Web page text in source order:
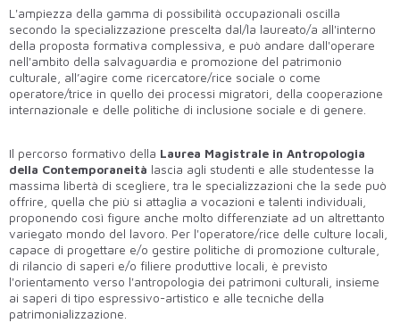
L'ampiezza della gamma di possibilità occupazionali oscilla
secondo la specializzazione prescelta dal/la laureato/a all'interno
della proposta formativa complessiva, e può andare dall'operare
nell'ambito della salvaguardia e promozione del patrimonio
culturale, all’agire come ricercatore/rice sociale o come
operatore/trice in quello dei processi migratori, della cooperazione
internazionale e delle politiche di inclusione sociale e di genere.
Il percorso formativo della Laurea Magistrale in Antropologia
della Contemporaneità lascia agli studenti e alle studentesse la
massima libertà di scegliere, tra le specializzazioni che la sede può
offrire, quella che più si attaglia a vocazioni e talenti individuali,
proponendo così figure anche molto differenziate ad un altrettanto
variegato mondo del lavoro. Per l'operatore/rice delle culture locali,
capace di progettare e/o gestire politiche di promozione culturale,
di rilancio di saperi e/o filiere produttive locali, è previsto
l'orientamento verso l'antropologia dei patrimoni culturali, insieme
ai saperi di tipo espressivo-artistico e alle tecniche della
patrimonializzazione.